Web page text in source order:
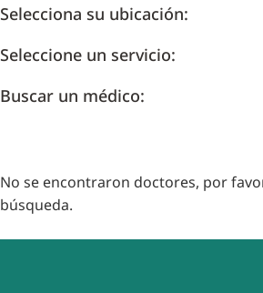
Selecciona su ubicación:
Seleccione un servicio:
Buscar un médico:
No se encontraron doctores, por
búsqueda.